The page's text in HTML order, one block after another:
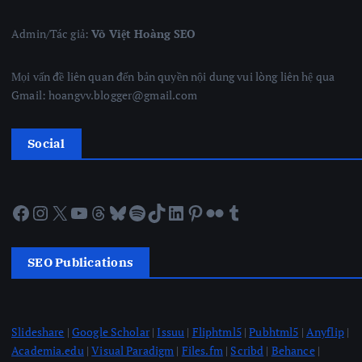
Admin/Tác giả:Võ Việt Hoàng SEO
Mọi vấn đề liên quan đến bản quyền nội dung vui lòng liên hệ qua
Gmail: hoangvv.blogger@gmail.com
Social
Facebook Instagram X YouTube Threads Bluesky Spotify TikTok LinkedIn Pinterest Flickr Tumblr
SEO Publications
Slideshare | Google Scholar|Issuu | Fliphtml5|Pubhtml5 | Anyflip|
Academia.edu |Visual Paradigm | Files.fm | Scribd | Behance|